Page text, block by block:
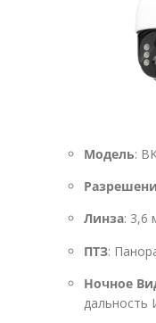
Модель:
Линза: 3,6
ПТЗ:
Ночное
дальность